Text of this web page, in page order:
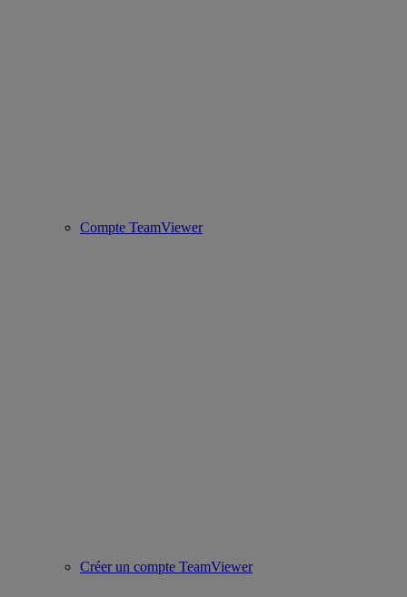
Compte TeamViewer
Créer un compte TeamViewer